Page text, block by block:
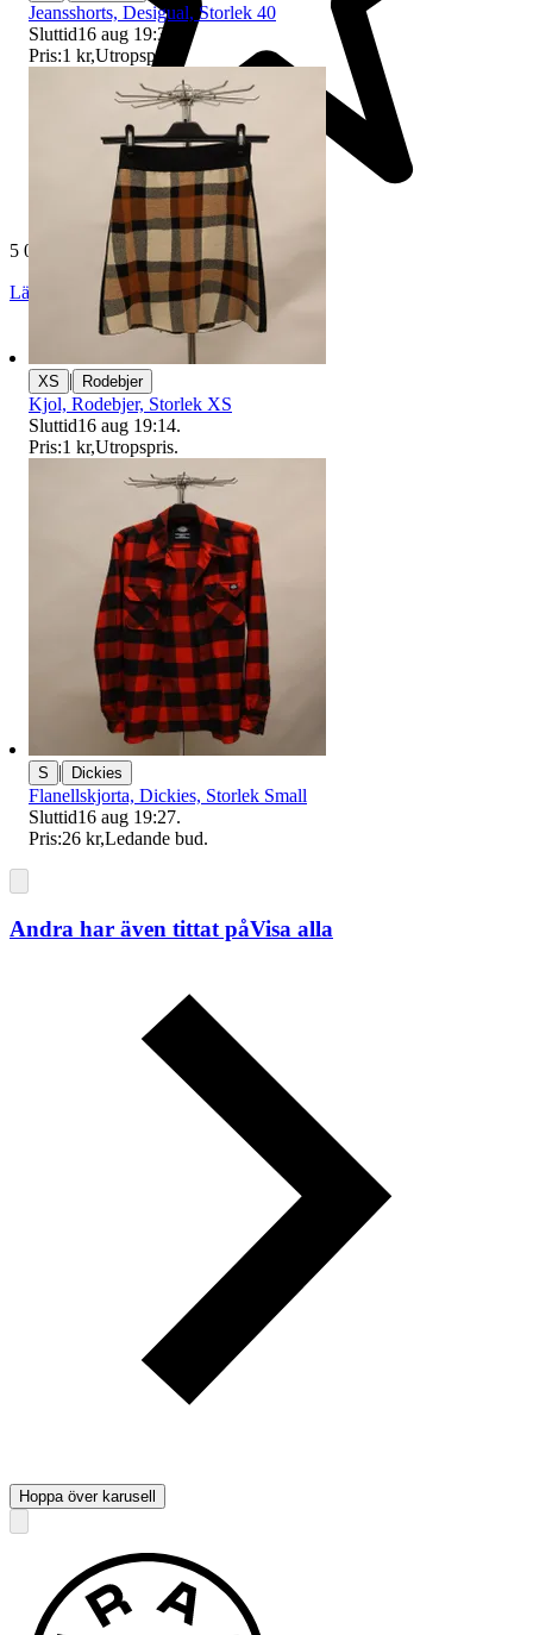
5 025 omdömen
Läs omdömen Följ
Jeansshorts, Desigual, Storlek 40
Sluttid16 aug 19:36
Pris:1 kr,Utropspris
XS | Rodebjer
Kjol, Rodebjer, Storlek XS
Sluttid16 aug 19:14.
Pris:1 kr,Utropspris.
S | Dickies
Flanellskjorta, Dickies, Storlek Small
Sluttid16 aug 19:27.
Pris:26 kr,Ledande bud.
Andra har även tittat påVisa alla
Hoppa över karusell